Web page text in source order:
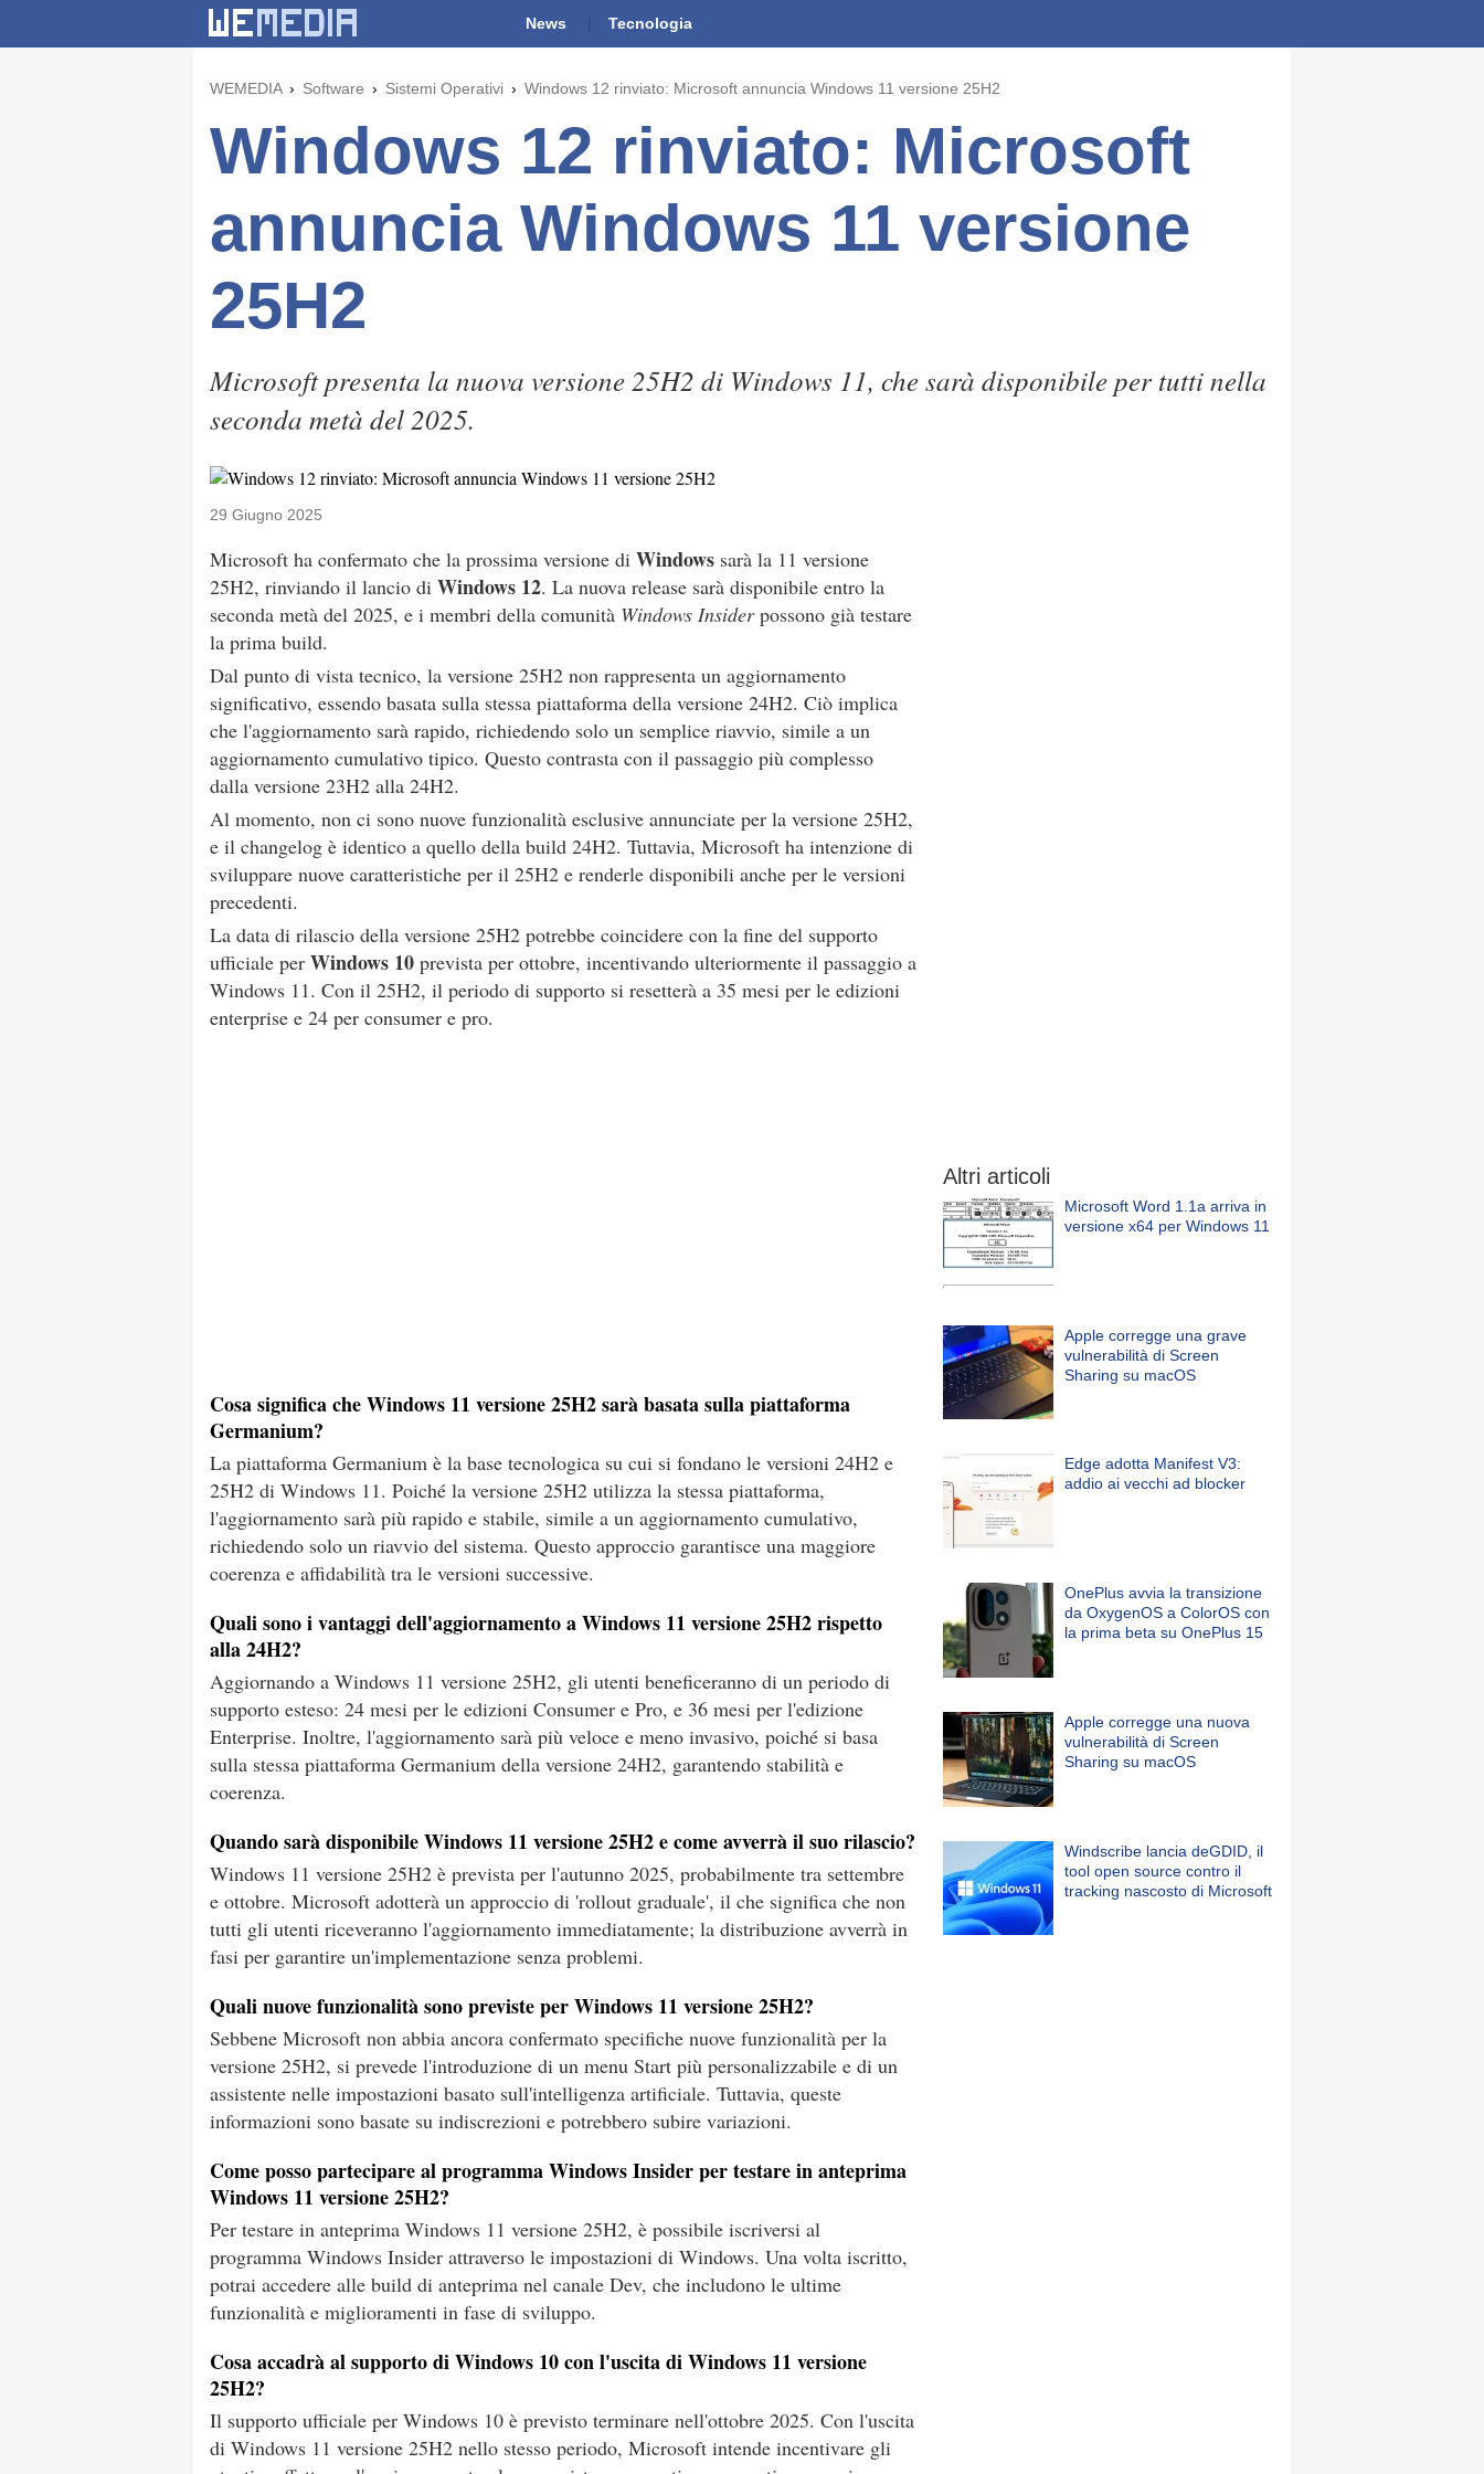
News Tecnologia
WEMEDIA Software Sistemi Operativi Windows 12 rinviato: Microsoft annuncia Windows 11 versione 25H2
Windows 12 rinviato: Microsoft
annuncia Windows 11 versione
25H2
Microsoft presenta la nuova versione 25H2 di Windows 11, che sarà disponibile per tutti nella
seconda metà del 2025.
29 Giugno 2025
Microsoft ha confermato che la prossima versione di Windows sarà la 11 versione
25H2, rinviando il lancio di Windows 12. La nuova release sarà disponibile entro la
seconda metà del 2025, e i membri della comunità Windows Insiderpossono già testare
la prima build.
Dal punto di vista tecnico, la versione 25H2 non rappresenta un aggiornamento
significativo, essendo basata sulla stessa piattaforma della versione 24H2. Ciò implica
che l'aggiornamento sarà rapido, richiedendo solo un semplice riavvio, simile a un
aggiornamento cumulativo tipico. Questo contrasta con il passaggio più complesso
dalla versione 23H2 alla 24H2.
Al momento, non ci sono nuove funzionalità esclusive annunciate per la versione 25H2,
e il changelog è identico a quello della build 24H2. Tuttavia, Microsoft ha intenzione di
sviluppare nuove caratteristiche per il 25H2 e renderle disponibili anche per le versioni
precedenti.
La data di rilascio della versione 25H2 potrebbe coincidere con la fine del supporto
ufficiale per Windows 10 prevista per ottobre, incentivando ulteriormente il passaggio a
Windows 11. Con il 25H2, il periodo di supporto si resetterà a 35 mesi per le edizioni
enterprise e 24 per consumer e pro.
Cosa significa che Windows 11 versione 25H2 sarà basata sulla piattaforma
Germanium?
La piattaforma Germanium è la base tecnologica su cui si fondano le versioni 24H2 e
25H2 di Windows 11. Poiché la versione 25H2 utilizza la stessa piattaforma,
l'aggiornamento sarà più rapido e stabile, simile a un aggiornamento cumulativo,
richiedendo solo un riavvio del sistema. Questo approccio garantisce una maggiore
coerenza e affidabilità tra le versioni successive.
Quali sono i vantaggi dell'aggiornamento a Windows 11 versione 25H2 rispetto
alla 24H2?
Aggiornando a Windows 11 versione 25H2, gli utenti beneficeranno di un periodo di
supporto esteso: 24 mesi per le edizioni Consumer e Pro, e 36 mesi per l'edizione
Enterprise. Inoltre, l'aggiornamento sarà più veloce e meno invasivo, poiché si basa
sulla stessa piattaforma Germanium della versione 24H2, garantendo stabilità e
coerenza.
Quando sarà disponibile Windows 11 versione 25H2 e come avverrà il suo rilascio?
Windows 11 versione 25H2 è prevista per l'autunno 2025, probabilmente tra settembre
e ottobre. Microsoft adotterà un approccio di 'rollout graduale', il che significa che non
tutti gli utenti riceveranno l'aggiornamento immediatamente; la distribuzione avverrà in
fasi per garantire un'implementazione senza problemi.
Quali nuove funzionalità sono previste per Windows 11 versione 25H2?
Sebbene Microsoft non abbia ancora confermato specifiche nuove funzionalità per la
versione 25H2, si prevede l'introduzione di un menu Start più personalizzabile e di un
assistente nelle impostazioni basato sull'intelligenza artificiale. Tuttavia, queste
informazioni sono basate su indiscrezioni e potrebbero subire variazioni.
Come posso partecipare al programma Windows Insider per testare in anteprima
Windows 11 versione 25H2?
Per testare in anteprima Windows 11 versione 25H2, è possibile iscriversi al
programma Windows Insider attraverso le impostazioni di Windows. Una volta iscritto,
potrai accedere alle build di anteprima nel canale Dev, che includono le ultime
funzionalità e miglioramenti in fase di sviluppo.
Cosa accadrà al supporto di Windows 10 con l'uscita di Windows 11 versione
25H2?
Il supporto ufficiale per Windows 10 è previsto terminare nell'ottobre 2025. Con l'uscita
di Windows 11 versione 25H2 nello stesso periodo, Microsoft intende incentivare gli
Altri articoli
Microsoft Word 1.1a arriva in
versione x64 per Windows 11
Apple corregge una grave
vulnerabilità di Screen
Sharing su macOS
Edge adotta Manifest V3:
addio ai vecchi ad blocker
OnePlus avvia la transizione
da OxygenOS a ColorOS con
la prima beta su OnePlus 15
Apple corregge una nuova
vulnerabilità di Screen
Sharing su macOS
Windscribe lancia deGDID, il
tool open source contro il
tracking nascosto di Microsoft